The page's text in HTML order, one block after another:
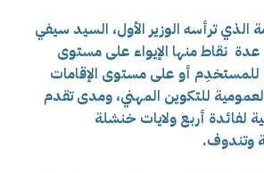
ترأسه الوزير الأول، السيد سيفي
عدة نقاط منها الإيواء على مستوى
للمستخدِم أو على مستوى الإقامات
للتكوين المهني، ومدى تقدم
لفائدة أربع ولايات خنشلة
وتندوف.